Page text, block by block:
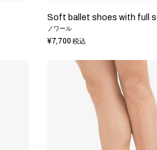
Soft ballet shoes with full
ノワール
¥7,700 税込